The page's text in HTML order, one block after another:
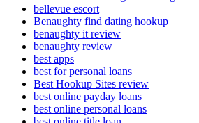
bellevue escort
Benaughty find dating hookup
benaughty it review
benaughty review
best apps
best for personal loans
Best Hookup Sites review
best online payday loans
best online personal loans